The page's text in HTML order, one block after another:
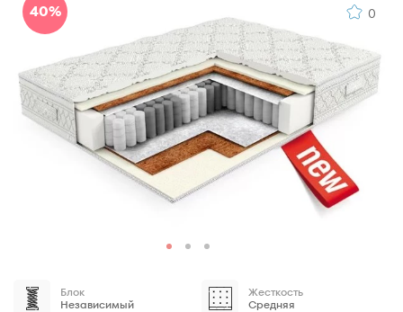
40% 0
Блок
Независимый
Жесткость
Средняя